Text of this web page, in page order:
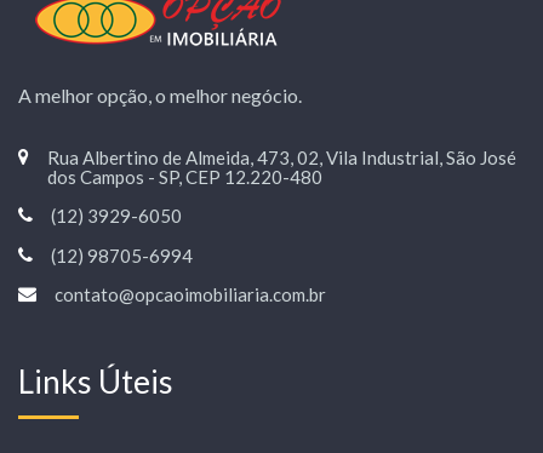
A melhor opção, o melhor negócio.
Rua Albertino de Almeida, 473, 02, Vila Industrial, São José
dos Campos - SP, CEP 12.220-480
(12) 3929-6050
(12) 98705-6994
contato@opcaoimobiliaria.com.br
Links Úteis